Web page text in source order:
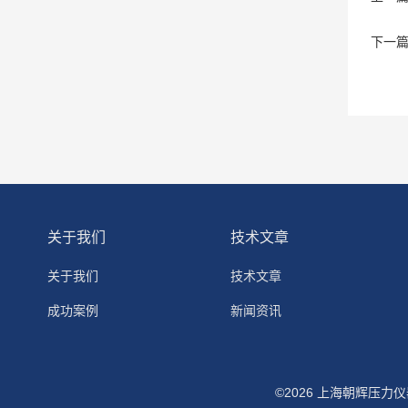
下一
关于我们
关于我们
成功案例
技术文章
技术文章
新闻资讯
©2026 上海朝辉压力